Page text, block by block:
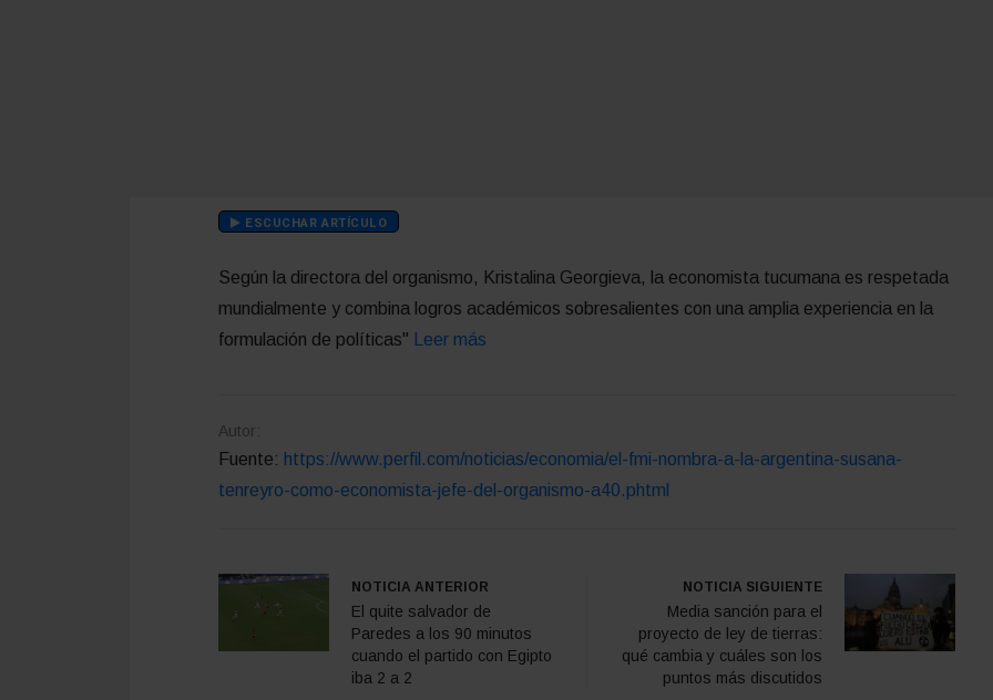
ESCUCHAR ARTÍCULO
Según la directora del organismo, Kristalina Georgieva, la economista tucumana es respetada
mundialmente y combina logros académicos sobresalientes con una amplia experiencia en la
formulación de políticas"
Leer más
Autor:
Fuente: https://www.perfil.com/noticias/economia/el-fmi-nombra-a-la-argentina-susana-
tenreyro-como-economista-jefe-del-organismo-a40.phtml
NOTICIA ANTERIOR
El quite salvador de
Paredes a los 90 minutos
cuando el partido con Egipto
iba 2 a 2
NOTICIA SIGUIENTE
Media sanción para el
proyecto de ley de tierras:
qué cambia y cuáles son los
puntos más discutidos